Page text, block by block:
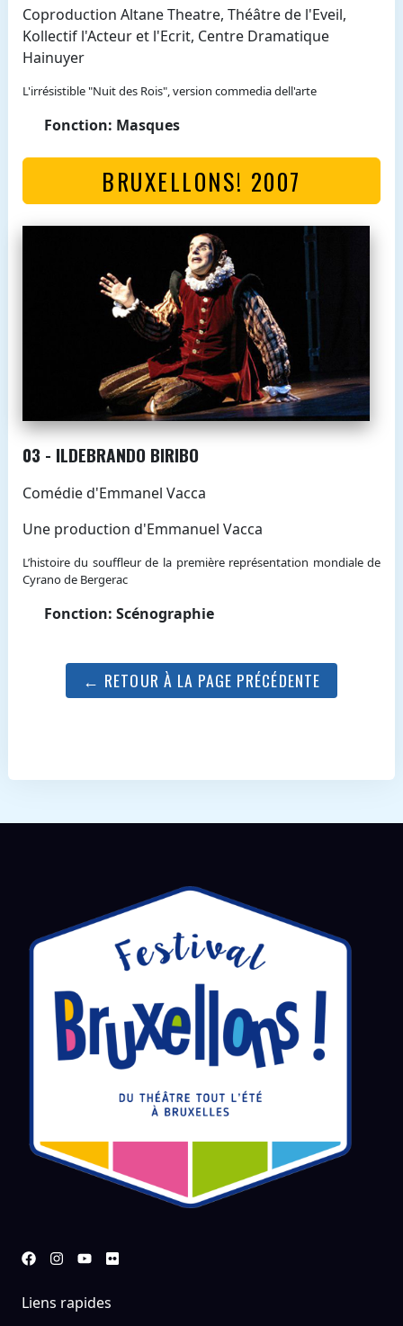
Coproduction Altane Theatre, Théâtre de l'Eveil,
Kollectif l'Acteur et l'Ecrit, Centre Dramatique
Hainuyer
L'irrésistible "Nuit des Rois", version commedia dell'arte
Fonction: Masques
BRUXELLONS! 2007
03 - ILDEBRANDO BIRIBO
Comédie d'Emmanel Vacca
Une production d'Emmanuel Vacca
L’histoire du souffleur de la première représentation mondiale de
Cyrano de Bergerac
Fonction: Scénographie
← RETOUR À LA PAGE PRÉCÉDENTE
Liens rapides